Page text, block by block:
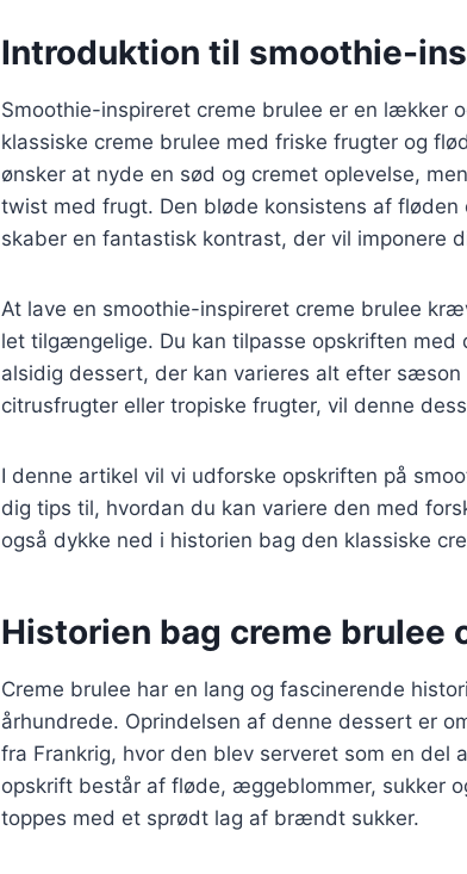
Introduktion til smoothie-
Smoothie-inspireret creme brulee er en lækker
klassiske creme brulee med friske frugter og
ønsker at nyde en sød og cremet oplevelse,
twist med frugt. Den bløde konsistens af
skaber en fantastisk kontrast, der vil imponere
At lave en smoothie-inspireret creme brulee
let tilgængelige. Du kan tilpasse opskriften
alsidig dessert, der kan varieres alt efter
citrusfrugter eller tropiske frugter, vil denne
I denne artikel vil vi udforske opskriften på
dig tips til, hvordan du kan variere den med
også dykke ned i historien bag den klassiske
Historien bag creme brulee
Creme brulee har en lang og fascinerende
århundrede. Oprindelsen af denne dessert er
fra Frankrig, hvor den blev serveret som en del
opskrift består af fløde, æggeblommer, sukker
toppes med et sprødt lag af brændt sukker.